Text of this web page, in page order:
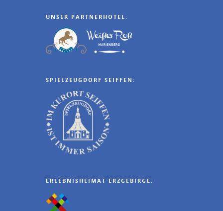
UNSER PARTNERHOTEL:
SPIELZEUGDORF SEIFFEN:
ERLEBNISHEIMAT ERZGEBIRGE: